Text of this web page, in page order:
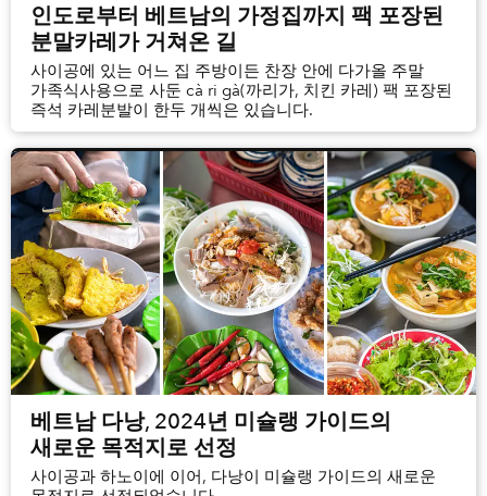
인도로부터 베트남의 가정집까지 팩 포장된
분말카레가 거쳐온 길
사이공에 있는 어느 집 주방이든 찬장 안에 다가올 주말
가족식사용으로 사둔 cà ri gà(까리가, 치킨 카레) 팩 포장된
즉석 카레분발이 한두 개씩은 있습니다.
베트남 다낭, 2024년 미슐랭 가이드의
새로운 목적지로 선정
사이공과 하노이에 이어, 다낭이 미슐랭 가이드의 새로운